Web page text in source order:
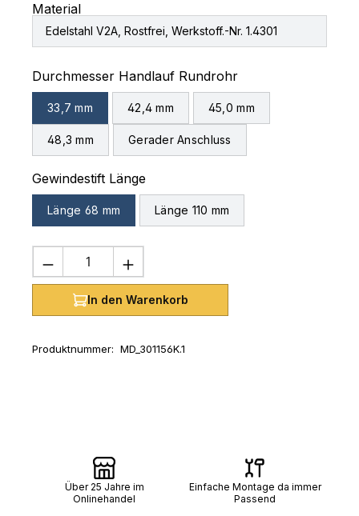
Material
Edelstahl V2A, Rostfrei, Werkstoff.-Nr. 1.4301
Durchmesser Handlauf Rundrohrauswählen
33,7 mm 42,4 mm 45,0 mm
48,3 mm Gerader Anschluss
Gewindestift Längeauswählen
Länge 68 mm Länge 110 mm
Produkt Anzahl: Gib den
In den Warenkorb
Produktnummer: MD_301156K.1
Über 25 Jahre im
Onlinehandel
Einfache Montage da immer
Passend